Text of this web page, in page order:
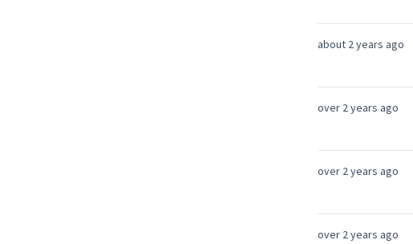
about 2 years ago
over 2 years ago
over 2 years ago
over 2 years ago